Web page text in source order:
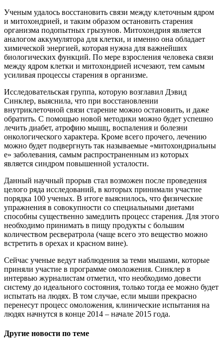
Ученым удалось восстановить связи между клеточным ядром
и митохондрией, и таким образом остановить старения
организма подопытных грызунов. Митохондрия является
аналогом аккумулятора для клетки, и именно она обладает
химической энергией, которая нужна для важнейших
биологических функций. По мере взросления человека связи
между ядром клетки и митохондрией исчезают, тем самым
усиливая процессы старения в организме.
Исследовательская группа, которую возглавил Дэвид
Синклер, выяснила, что при восстановлении
внутриклеточной связи старение можно остановить, и даже
обратить. С помощью новой методики можно будет успешно
лечить диабет, атрофию мышц, воспаления и болезни
онкологического характера. Кроме всего прочего, лечению
можно будет подвергнуть так называемые «митохондриальны
е» заболевания, самым распространенным из которых
является синдром повышенной усталости.
Данный научный прорыв стал возможен после проведения
целого ряда исследований, в которых принимали участие
порядка 100 ученых. В итоге выяснилось, что физические
упражнения в совокупности со специальными диетами
способны существенно замедлить процесс старения. Для этого
необходимо принимать в пищу продукты с большим
количеством ресвератрола (чаще всего это вещество можно
встретить в орехах и красном вине).
Сейчас ученые ведут наблюдения за теми мышами, которые
приняли участие в программе омоложения. Синклер в
интервью журналистам отметил, что необходимо довести
систему до идеального состояния, только тогда ее можно будет
испытать на людях. В том случае, если мыши прекрасно
перенесут процесс омоложения, клинические испытания на
людях начнутся в конце 2014 – начале 2015 года.
Другие новости по теме